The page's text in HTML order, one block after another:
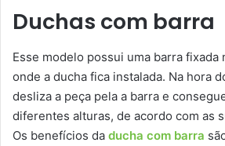
Duchas com barra
Esse modelo possui uma barra fixada
onde a ducha fica instalada. Na hora
desliza a peça pela a barra e
diferentes alturas, de acordo com as
Os benefícios da ducha com barra